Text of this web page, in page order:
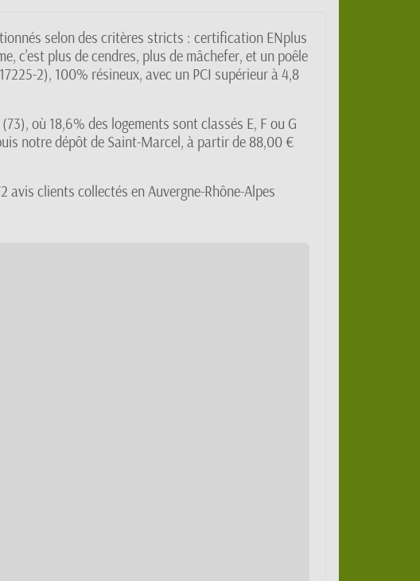
selon des critères stricts : certification ENplus
c'est plus de cendres, plus de mâchefer, et un poêle
2), 100% résineux, avec un PCI supérieur à 4,8
où 18,6% des logements sont classés E, F ou G
notre dépôt de Saint-Marcel, à partir de 88,00 €
avis clients collectés en Auvergne-Rhône-Alpes